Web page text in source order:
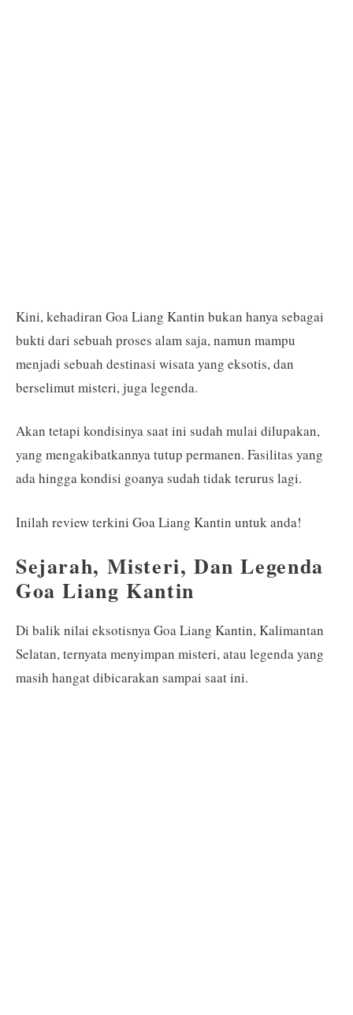
Kini, kehadiran Goa Liang Kantin bukan hanya sebagai
bukti dari sebuah proses alam saja, namun mampu
menjadi sebuah destinasi wisata yang eksotis, dan
berselimut misteri, juga legenda.
Akan tetapi kondisinya saat ini sudah mulai dilupakan,
yang mengakibatkannya tutup permanen. Fasilitas yang
ada hingga kondisi goanya sudah tidak terurus lagi.
Inilah review terkini Goa Liang Kantin untuk anda!
Sejarah, Misteri, Dan Legenda
Goa Liang Kantin
Di balik nilai eksotisnya Goa Liang Kantin, Kalimantan
Selatan, ternyata menyimpan misteri, atau legenda yang
masih hangat dibicarakan sampai saat ini.